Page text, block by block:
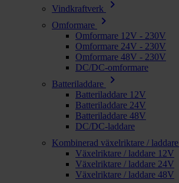
Vindkraftverk
chevron_right
Omformare chevron_right
Omformare 12V - 230V
Omformare 24V - 230V
Omformare 48V - 230V
DC/DC-omformare
Batteriladdare
chevron_right
Batteriladdare 12V
Batteriladdare 24V
Batteriladdare 48V
DC/DC-laddare
Kombinerad växelriktare / laddare
Växelriktare / laddare 12V
Växelriktare / laddare 24V
Växelriktare / laddare 48V